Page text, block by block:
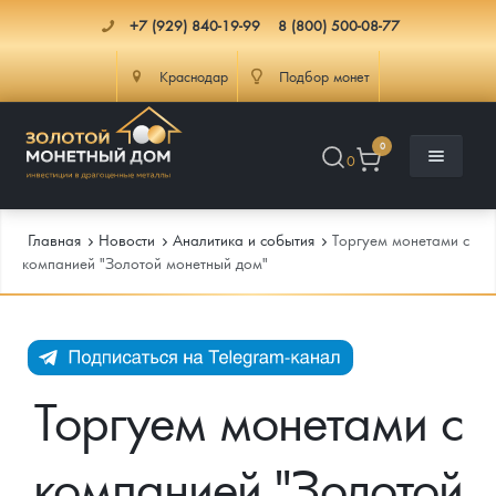
+7 (929) 840-19-99 8 (800) 500-08-77
Краснодар Подбор монет
0
0
Каталог Монет
Инвестиционные монеты
Инфо
Как сделать заказ
Доставка
Главная Новости Аналитика и события
Торгуем монетами с
компанией "Золотой монетный дом"
Торгуем монетами с